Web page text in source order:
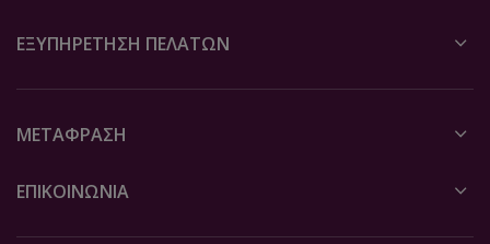
ΕΞΥΠΗΡΈΤΗΣΗ ΠΕΛΑΤΏΝ
ΜΕΤΆΦΡΑΣΗ
ΕΠΙΚΟΙΝΩΝΙΑ